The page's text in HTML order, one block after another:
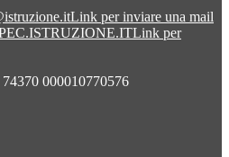
Link per inviare una mail
Link per
000010770576